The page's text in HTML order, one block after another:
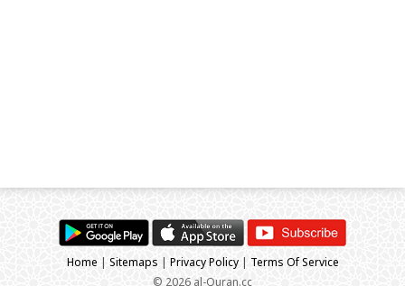
Home | Sitemaps | Privacy Policy| Terms Of Service
© 2026 al-Quran.cc